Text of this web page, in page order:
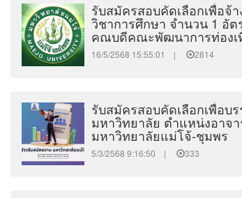
รับสมัครสอบคัดเลือกเพื่อจ้
วิชาการศึกษา จำนวน 1 อั
คณบดีคณะพัฒนาการท่องเ
16/5/2568 15:55:01 | 2814
รับสมัครสอบคัดเลือกเพื่อบ
มหาวิทยาลัย ตำแหน่งอาจ
มหาวิทยาลัยแม่โจ้-ชุมพร
5/3/2568 9:16:50 | 333